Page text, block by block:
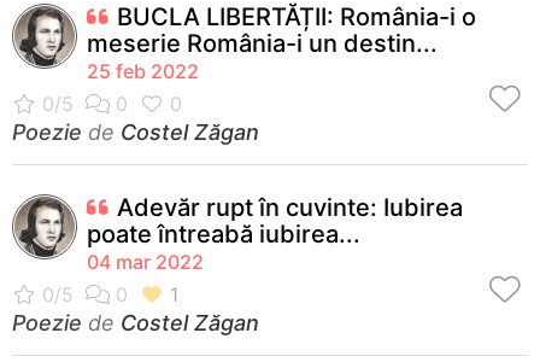
BUCLA LIBERTĂȚII: România-i o
meserie România-i un destin...
25 feb 2022
Poezie de Costel Zăgan
Adevăr rupt în cuvinte: Iubirea
poate întreabă iubirea...
04 mar 2022
Poezie de Costel Zăgan